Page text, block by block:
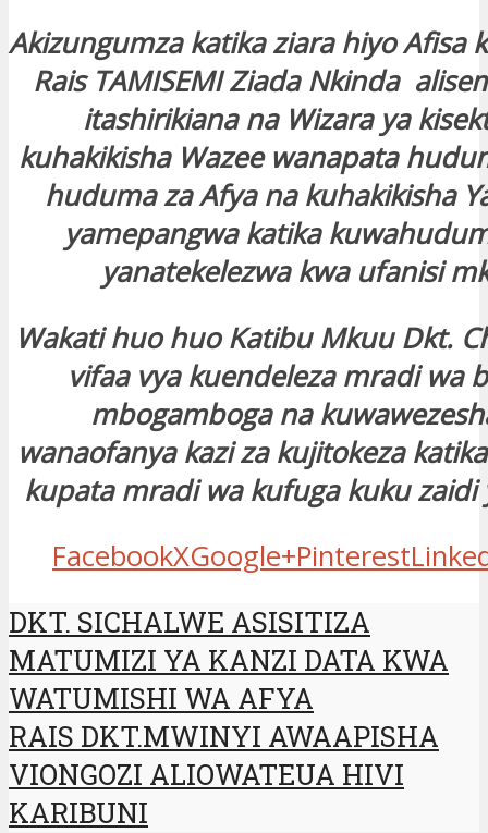
Akizungumza katika ziara hiyo Afisa
Rais TAMISEMI Ziada Nkinda
itashirikiana na Wizara ya
kuhakikisha Wazee wanapata
huduma za Afya na kuhakikisha
yamepangwa katika
yanatekelezwa kwa ufanisi
Wakati huo huo Katibu Mkuu Dkt.
vifaa vya kuendeleza mradi wa
mbogamboga na
wanaofanya kazi za kujitokeza
kupata mradi wa kufuga kuku zaidi
FacebookXGoogle+Pinterest
DKT. SICHALWE ASISITIZA
MATUMIZI YA KANZI DATA KWA
WATUMISHI WA AFYA
RAIS DKT.MWINYI AWAAPISHA
VIONGOZI ALIOWATEUA HIVI
KARIBUNI